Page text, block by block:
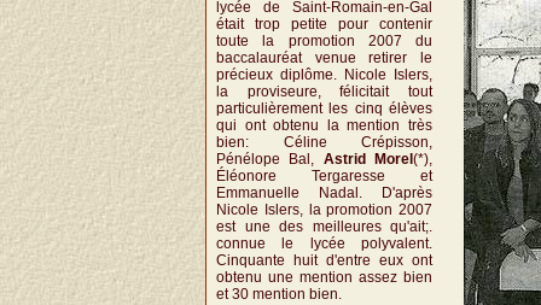
lycée de Saint-Romain-en-Gal
était trop petite pour contenir
toute la promotion 2007 du
baccalauréat venue retirer le
précieux diplôme. Nicole Islers,
la proviseure, félicitait tout
particulièrement les cinq élèves
qui ont obtenu la mention très
bien: Céline Crépisson,
Pénélope Bal, Astrid Morel(*),
Éléonore Tergaresse et
Emmanuelle Nadal. D'après
Nicole Islers, la promotion 2007
est une des meilleures qu'ait;.
connue le lycée polyvalent.
Cinquante huit d'entre eux ont
obtenu une mention assez bien
et 30 mention bien.